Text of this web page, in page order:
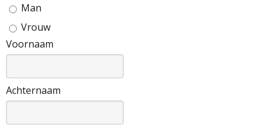
Man
Vrouw
Voornaam
Achternaam